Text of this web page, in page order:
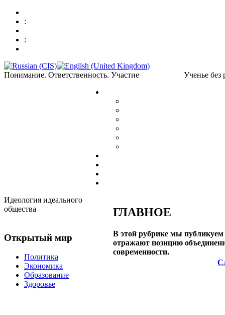
:
:
Понимание. Ответственность. Участие Ученье без
Идеология идеального
общества
Открытый мир
Политика
Экономика
Образование
Здоровье
ГЛАВНОЕ
В этой рубрике мы
отражают позицию
современности.